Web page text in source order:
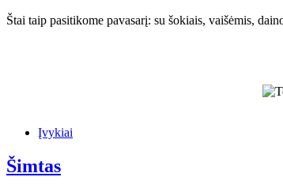
Štai taip pasitikome pavasarį: su šokiais, vaišėmis,
Įvykiai
Šimtas